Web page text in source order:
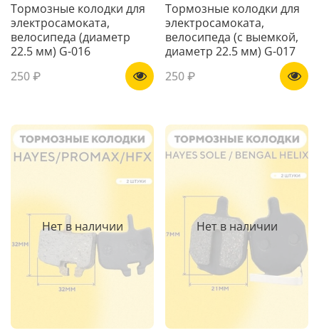
Тормозные колодки для
электросамоката,
велосипеда (диаметр
22.5 мм) G-016
250 ₽
Тормозные колодки для
электросамоката,
велосипеда (с выемкой,
диаметр 22.5 мм) G-017
250 ₽
Нет в наличии Нет в наличии